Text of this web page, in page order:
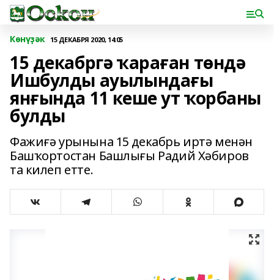
Көнүҙәк 15 ДЕКАБРЯ 2020, 14:05
15 декабргә ҡараған төндә
Ишбулды ауылындағы
янғында 11 кеше ут ҡорбаны
булды
Фажиғә урынына 15 декабрь иртә менән
Башҡортостан Башлығы Радий Хәбиров
та килеп етте.